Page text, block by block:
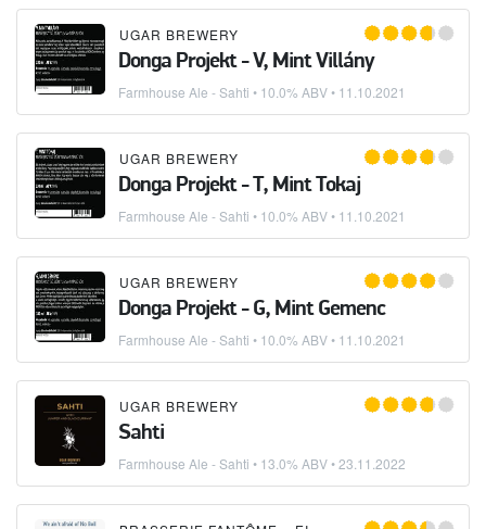
UGAR BREWERY
Donga Projekt - V, Mint Villány
Farmhouse Ale - Sahti • 10.0% ABV • 11.10.2021
UGAR BREWERY
Donga Projekt - T, Mint Tokaj
Farmhouse Ale - Sahti • 10.0% ABV • 11.10.2021
UGAR BREWERY
Donga Projekt - G, Mint Gemenc
Farmhouse Ale - Sahti • 10.0% ABV • 11.10.2021
UGAR BREWERY
Sahti
Farmhouse Ale - Sahti • 13.0% ABV •23.11.2022